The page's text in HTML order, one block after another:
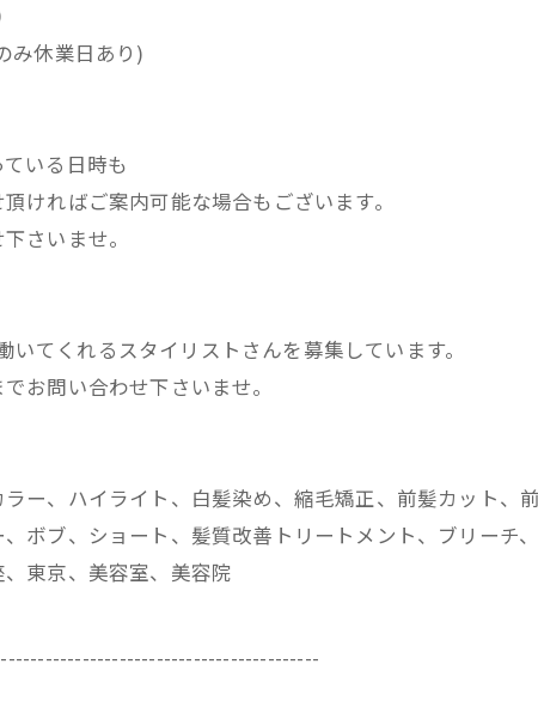
み休業日あり)
いる日時も
ければご案内可能な場合もございます。
さいませ。
いてくれるスタイリストさんを募集しています。
お問い合わせ下さいませ。
ー、ハイライト、白髪染め、縮毛矯正、前髪カット
ボブ、ショート、髪質改善トリートメント、ブリーチ
東京、美容室、美容院